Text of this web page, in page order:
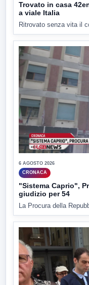
Trovato in casa
a viale Italia
Ritrovato senza vita il
6 AGOSTO 2026
CRONACA
"Sistema Caprio",
giudizio per 54
La Procura della